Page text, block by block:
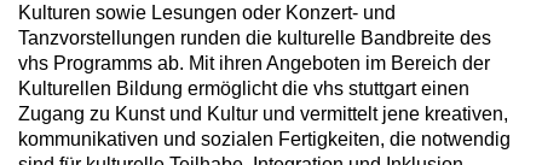
Kulturen sowie Lesungen oder Konzert- und
Tanzvorstellungen runden die kulturelle Bandbreite des
vhs Programms ab. Mit ihren Angeboten im Bereich der
Kulturellen Bildung ermöglicht die vhs stuttgart einen
Zugang zu Kunst und Kultur und vermittelt jene kreativen,
kommunikativen und sozialen Fertigkeiten, die notwendig